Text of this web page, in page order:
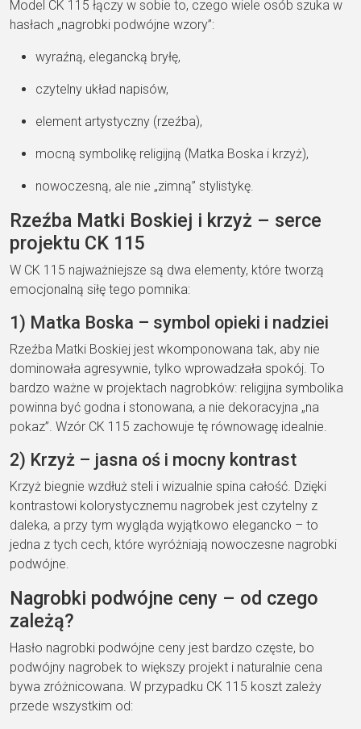
Model CK 115 łączy w sobie to, czego wiele osób szuka w
hasłach „nagrobki podwójne wzory”:
wyraźną, elegancką bryłę,
czytelny układ napisów,
element artystyczny (rzeźba),
mocną symbolikę religijną (Matka Boska i krzyż),
nowoczesną, ale nie „zimną” stylistykę.
Rzeźba Matki Boskiej i krzyż – serce
projektu CK 115
W CK 115 najważniejsze są dwa elementy, które tworzą
emocjonalną siłę tego pomnika:
1) Matka Boska – symbol opieki i nadziei
Rzeźba Matki Boskiej jest wkomponowana tak, aby nie
dominowała agresywnie, tylko wprowadzała spokój. To
bardzo ważne w projektach nagrobków: religijna symbolika
powinna być godna i stonowana, a nie dekoracyjna „na
pokaz”. Wzór CK 115 zachowuje tę równowagę idealnie.
2) Krzyż – jasna oś i mocny kontrast
Krzyż biegnie wzdłuż steli i wizualnie spina całość. Dzięki
kontrastowi kolorystycznemu nagrobek jest czytelny z
daleka, a przy tym wygląda wyjątkowo elegancko – to
jedna z tych cech, które wyróżniają nowoczesne nagrobki
podwójne.
Nagrobki podwójne ceny – od czego
zależą?
Hasło nagrobki podwójne ceny jest bardzo częste, bo
podwójny nagrobek to większy projekt i naturalnie cena
bywa zróżnicowana. W przypadku CK 115 koszt zależy
przede wszystkim od: